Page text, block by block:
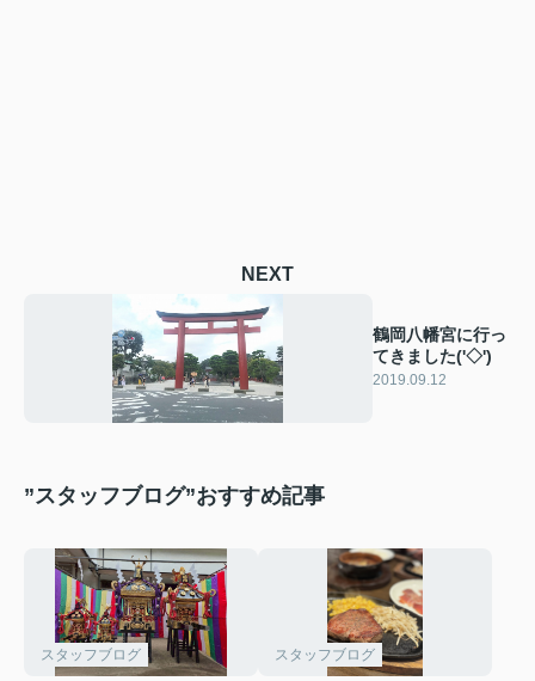
NEXT
鶴岡八幡宮に行っ
てきました('◇')ゞ
2019.09.12
”スタッフブログ”おすすめ記事
スタッフブログ スタッフブログ